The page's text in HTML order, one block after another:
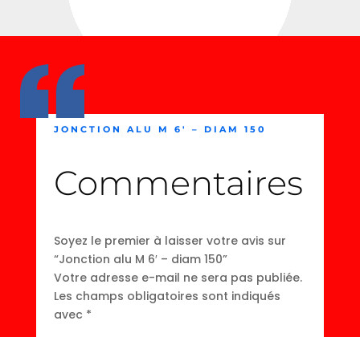
JONCTION ALU M 6′ – DIAM 150
Commentaires
Soyez le premier à laisser votre avis sur
“Jonction alu M 6′ – diam 150”
Votre adresse e-mail ne sera pas publiée.
Les champs obligatoires sont indiqués
avec *